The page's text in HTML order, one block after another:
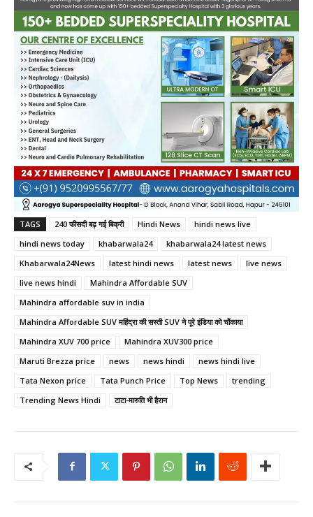
TAGS 240 फीसदी बढ़ गई बिक्री Hindi News
hindi news live
hindi news today
khabarwala24
khabarwala24 latest news
Khabarwala24News
latest hindi news latest news
live news
live news hindi
Mahindra Affordable SUV
Mahindra affordable suv in india
Mahindra Affordable SUV महिंद्रा की सस्ती SUV ने पूरे इंडिया को चौंकाया
Mahindra XUV 700 price
Mahindra XUV300 price
Maruti Brezza price
news news hindi
news hindi live
Tata Nexon price
Tata Punch Price Top News
trending
Trending News Hindi
टाटा-मारुति भी हैरान